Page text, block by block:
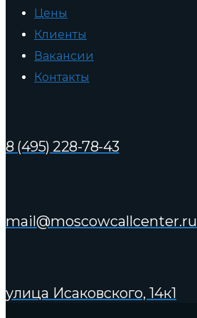
Цены
Клиенты
Вакансии
Контакты
8 (495) 228-78-43
mail@moscowcallcenter.ru
улица Исаковского, 14к1